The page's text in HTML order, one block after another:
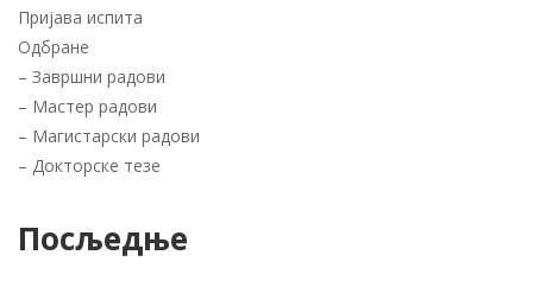
Пријава испита
Одбране
– Завршни радови
– Мастер радови
– Магистарски радови
– Докторске тезе
Посљедње